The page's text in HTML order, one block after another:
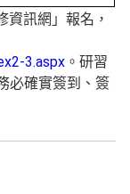
資訊網」報名，
3.aspx 。研習
必確實簽到、簽